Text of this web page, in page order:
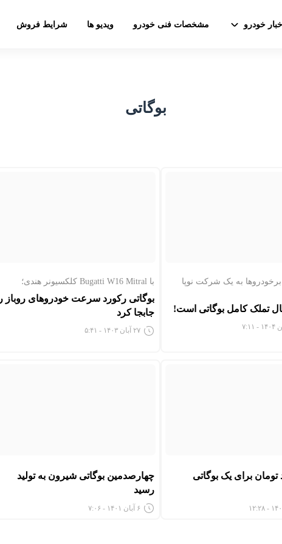
خودرو مشخصات فنی خودرو ویدیو ها شرایط فروش
بوگاتی
به یک شرکت نوپا
تملک کامل بوگاتی است!
با Bugatti W16 Mitral کلکسیونر هندی؛
بوگاتی رکورد سرعت خودروهای روباز را
جابجا کرد
۲۷ آبان ۱۴۰۳ - ۵:۴۱
تومان برای یک بوگاتی
چهارصدمین بوگاتی شیرون به تولید
رسید
۶ آبان ۱۴۰۱ - ۷:۰۶